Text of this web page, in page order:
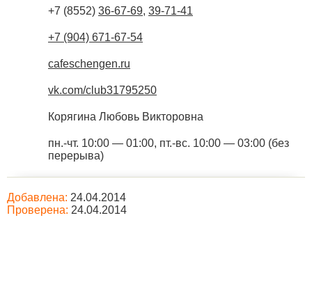
+7 (8552) 36-67-69, 39-71-41
+7 (904) 671-67-54
cafeschengen.ru
vk.com/club31795250
Корягина Любовь Викторовна
пн.-чт. 10:00 — 01:00, пт.-вс. 10:00 — 03:00 (без
перерыва)
Добавлена: 24.04.2014
Проверена: 24.04.2014